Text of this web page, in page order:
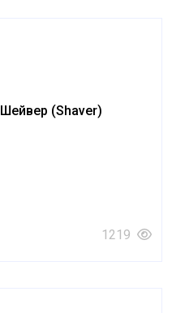
Шейвер (Shaver)
1219